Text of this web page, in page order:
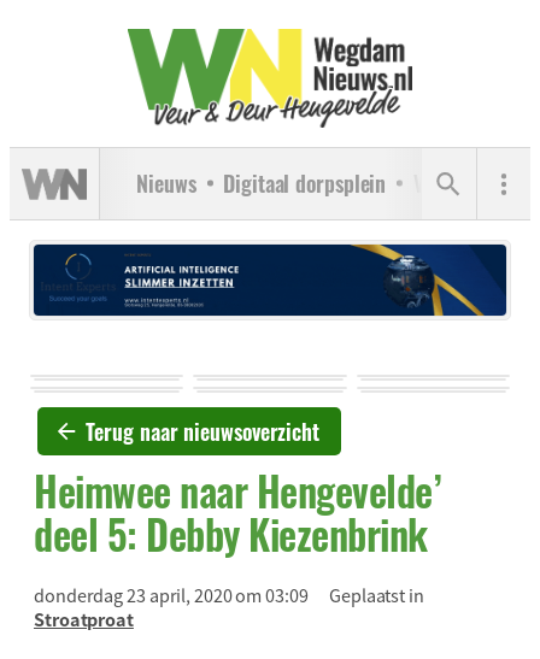
Nieuws Digitaal dorpsplein Verenigingen
Terug naar nieuwsoverzicht
Heimwee naar Hengevelde’
deel 5: Debby Kiezenbrink
donderdag 23 april, 2020 om 03:09
Geplaatst in
Stroatproat